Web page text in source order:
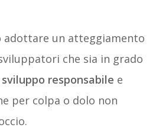
adottare un atteggiamento
che sia in grado
responsabile e
per colpa o dolo non